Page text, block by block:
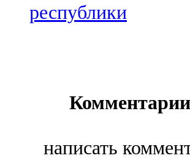
республики
Комментарии
написать